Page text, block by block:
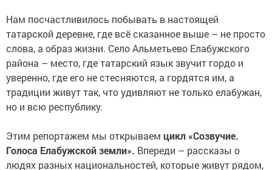
Нам посчастливилось побывать в настоящей
татарской деревне, где всё сказанное выше – не просто
слова, а образ жизни. Село Альметьево Елабужского
района – место, где татарский язык звучит гордо и
уверенно, где его не стесняются, а гордятся им, а
традиции живут так, что удивляют не только елабужан,
но и всю республику.
Этим репортажем мы открываем цикл «Созвучие.
Голоса Елабужской земли». Впереди – рассказы о
людях разных национальностей, которые живут рядом,